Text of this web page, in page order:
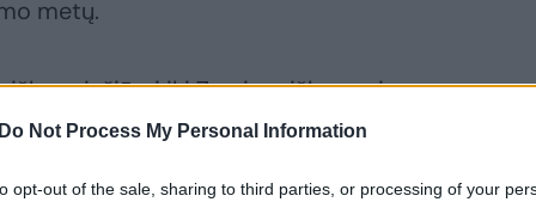
Do Not Process My Personal Information
opt-out of the sale, sharing to third parties, or processing of your
metų.
priežiūrai iki 7-erių miško augimo
stichinės nelaimės pažeistą
galimybės nebuvo.